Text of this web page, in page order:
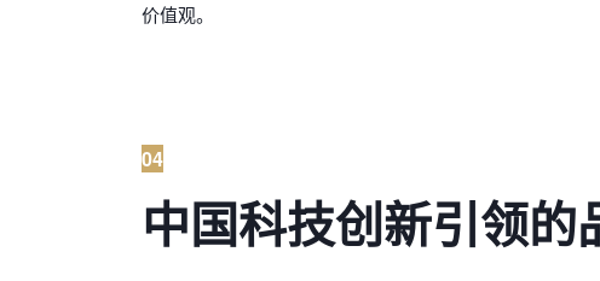
价值观。
04
中国科技创新引领的